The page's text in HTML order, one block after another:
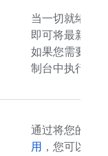
当一切就绪时
即可将最新的
如果您需要撤
制台中执行一
通过将您的网
用 ，您可以使